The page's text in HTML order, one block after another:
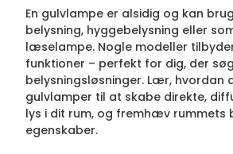
En gulvlampe er alsidig og kan
belysning, hyggebelysning eller
læselampe. Nogle modeller
funktioner – perfekt for dig, der
belysningsløsninger. Lær, hvordan
gulvlamper til at skabe direkte,
lys i dit rum, og fremhæv rummets
egenskaber.